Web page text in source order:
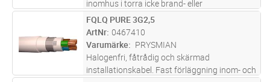
inomhus i torra icke brand- eller
explosionsfarliga lokaler. Ledarisoleringen
skall skyddas mot direkt UV-ljus som kan
uppkomma exempelvis i
belysningsarmatur...läs mer
M Lägg i kundvagn
FQLQ PURE 3G2,5
ArtNr 0467410
Varumärke
PRYSMIAN
Halogenfri, fåtrådig och skärmad
installationskabel. Fast förläggning inom- och